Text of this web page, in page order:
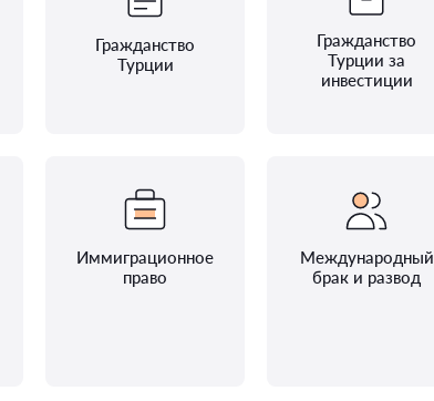
Гражданство
Турции
Гражданство
Турции за
инвестиции
Иммиграционное
право
Международный
брак и развод